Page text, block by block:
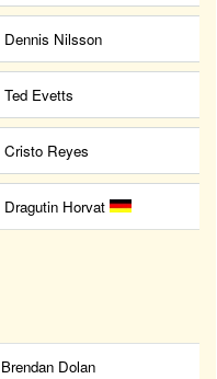
Dennis Nilsson
Ted Evetts
Cristo Reyes
Dragutin Horvat
Brendan Dolan